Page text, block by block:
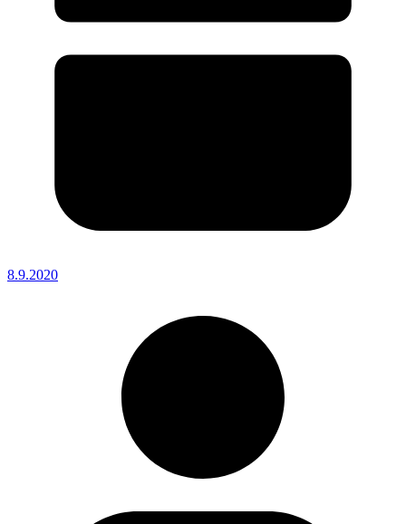
8.9.2020